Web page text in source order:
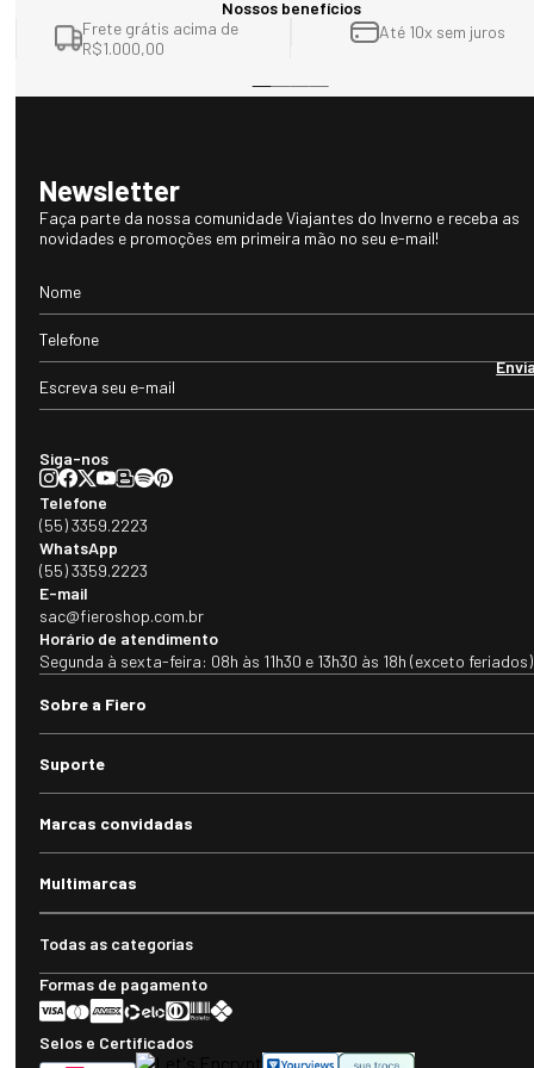
Nossos benefícios
Frete grátis acima de
R$1.000,00
Até 10x sem juros
Newsletter
Faça parte da nossa comunidade Viajantes do Inverno e receba as
novidades e promoções em primeira mão no seu e-mail!
Siga-nos
Telefone
(55) 3359.2223
WhatsApp
(55) 3359.2223
E-mail
sac@fieroshop.com.br
Horário de atendimento
Segunda à sexta-feira: 08h às 11h30 e 13h30 às 18h (exceto feriados)
Sobre a Fiero
Suporte
Marcas convidadas
Multimarcas
Todas as categorias
Formas de pagamento
Selos e Certificados